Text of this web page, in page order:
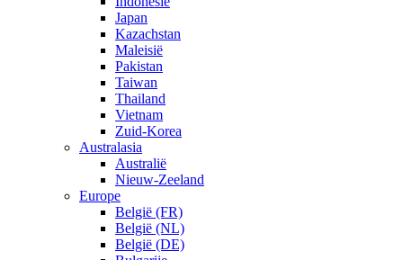
Japan
Kazachstan
Maleisië
Pakistan
Taiwan
Thailand
Vietnam
Zuid-Korea
Australasia
Australië
Nieuw-Zeeland
Europe
België (FR)
België (NL)
België (DE)